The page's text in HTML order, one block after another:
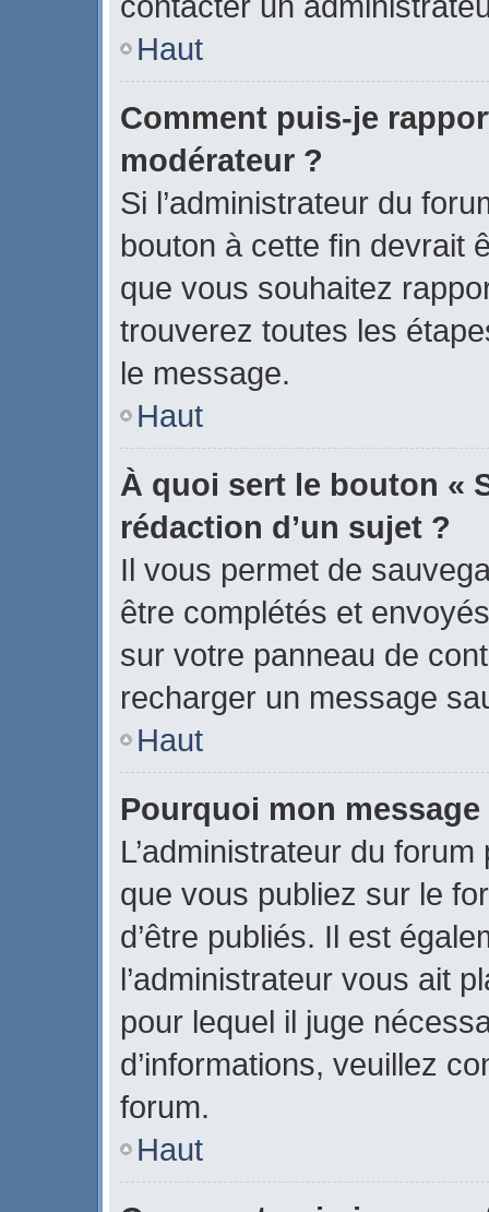
Haut
Comment puis-je
modérateur ?
Si l’administrateur du
bouton à cette fin devrait
que vous souhaitez
trouverez toutes les
le message.
Haut
À quoi sert le bouton «
rédaction d’un sujet ?
Il vous permet de
être complétés et
sur votre panneau de
recharger un message
Haut
Pourquoi mon
L’administrateur du
que vous publiez sur le
d’être publiés. Il est
l’administrateur vous ait
pour lequel il juge
d’informations, veuillez
forum.
Haut